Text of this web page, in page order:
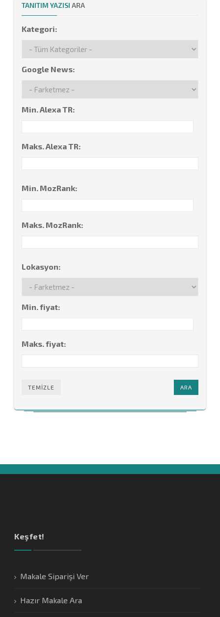
TANITIM YAZISI ARA
Kategori:
Google News:
Min. Alexa TR:
Maks. Alexa TR:
Min. MozRank:
Maks. MozRank:
Lokasyon:
Min. fiyat:
Maks. fiyat:
TEMIZLE ARA
Keşfet!
Makale Siparişi Ver
Hazır Makale Ara